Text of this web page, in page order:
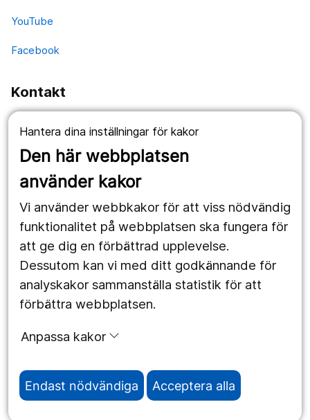
Hantera dina inställningar för kakor
Den här webbplatsen
använder kakor
Vi använder webbkakor för att viss nödvändig
funktionalitet på webbplatsen ska fungera för
att ge dig en förbättrad upplevelse.
Dessutom kan vi med ditt godkännande för
analyskakor sammanställa statistik för att
förbättra webbplatsen.
Anpassa kakor
Endast nödvändiga Acceptera alla
YouTube
Facebook
Kontakt
Fellingsbro:
Fellingsbro folkhögskola
Postadress: Box 4
Besöksadress: Bergsvägen 2
Örebro:
Fellingsbro folkhögskola
Klerkgatan 16